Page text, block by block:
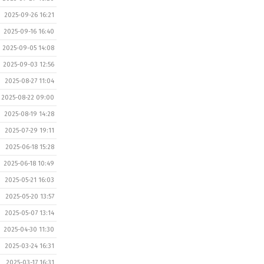
2025-09-26 16:21
2025-09-16 16:40
2025-09-05 14:08
2025-09-03 12:56
2025-08-27 11:04
2025-08-22 09:00
2025-08-19 14:28
2025-07-29 19:11
2025-06-18 15:28
2025-06-18 10:49
2025-05-21 16:03
2025-05-20 13:57
2025-05-07 13:14
2025-04-30 11:30
2025-03-24 16:31
2025-03-17 16:31